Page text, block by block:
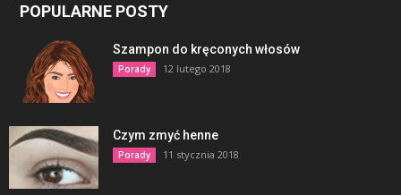
POPULARNE POSTY
Szampon do kręconych włosów
Porady 12 lutego 2018
Czym zmyć henne
Porady 11 stycznia 2018